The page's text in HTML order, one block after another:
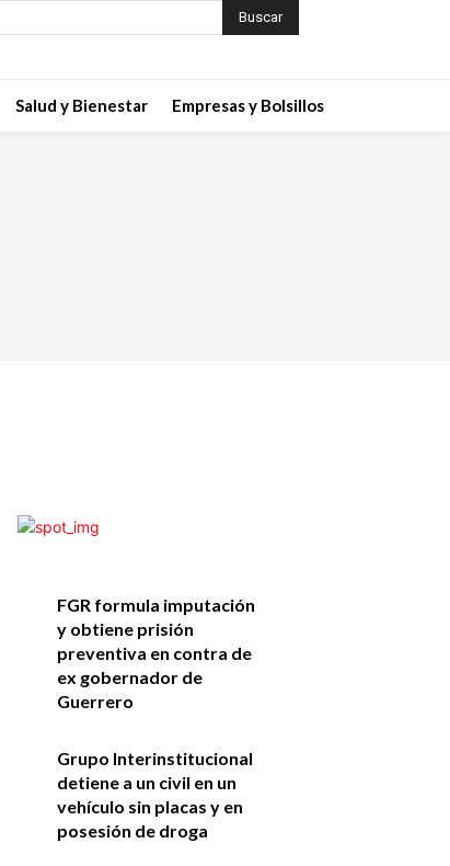
Buscar
Salud y Bienestar Empresas y Bolsillos
FGR formula imputación
y obtiene prisión
preventiva en contra de
ex gobernador de
Guerrero
Grupo Interinstitucional
detiene a un civil en un
vehículo sin placas y en
posesión de droga